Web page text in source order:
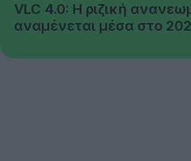
VLC 4.0: Η ριζική
αναμένεται μέσα στο